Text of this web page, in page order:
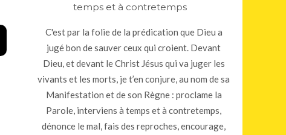
C'est par la folie de la prédication que Dieu a
jugé bon de sauver ceux qui croient. Devant
Dieu, et devant le Christ Jésus qui va juger les
vivants et les morts, je t’en conjure, au nom de sa
Manifestation et de son Règne : proclame la
Parole, interviens à temps et à contretemps,
dénonce le mal, fais des reproches, encourage,